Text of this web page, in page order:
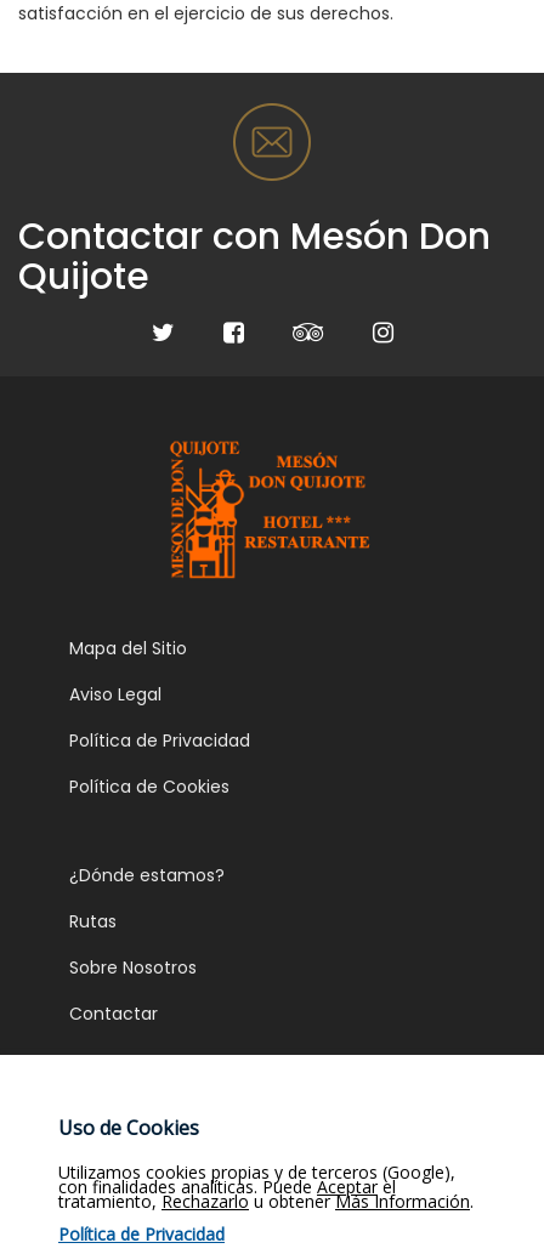
satisfacción en el ejercicio de sus derechos.
Contactar con Mesón Don
Quijote
Mapa del Sitio
Aviso Legal
Política de Privacidad
Política de Cookies
¿Dónde estamos?
Rutas
Sobre Nosotros
Contactar
Salón
Restaurante
Uso de Cookies
Utilizamos cookies propias y de terceros (Google),
con finalidades analíticas. PuedeAceptarel
tratamiento,Rechazarlou obtenerMás Información.
Política de Privacidad